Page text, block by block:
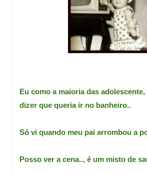
Eu como a maioria das
dizer que queria ir no banheiro..
Só vi quando meu pai arrombou a
Posso ver a cena.., é um misto de